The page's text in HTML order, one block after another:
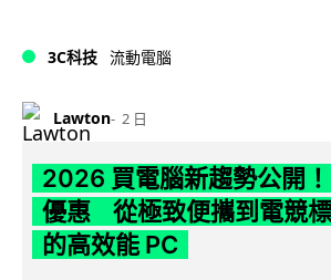
3C科技 流動電腦
Lawton 2 日
2026 買電腦新趨勢公開
優惠 從極致便攜到電競
的高效能 PC